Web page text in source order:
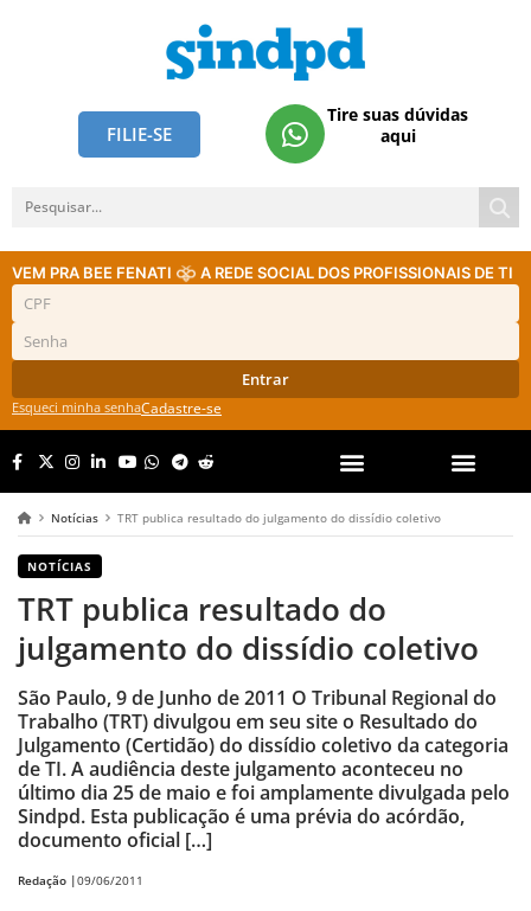
FILIE-SE
Tire suas dúvidas
aqui
VEM PRA BEE FENATI A REDE SOCIAL DOS PROFISSIONAIS DE TI
Entrar
Esqueci minha senhaCadastre-se
Notícias TRT publica resultado do julgamento do dissídio coletivo
NOTÍCIAS
TRT publica resultado do
julgamento do dissídio coletivo
São Paulo, 9 de Junho de 2011 O Tribunal Regional do
Trabalho (TRT) divulgou em seu site o Resultado do
Julgamento (Certidão) do dissídio coletivo da categoria
de TI. A audiência deste julgamento aconteceu no
último dia 25 de maio e foi amplamente divulgada pelo
Sindpd. Esta publicação é uma prévia do acórdão,
documento oficial […]
Redação |09/06/2011